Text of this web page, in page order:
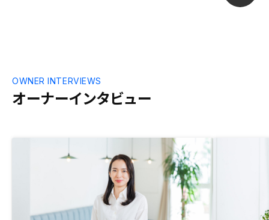
オーナーインタビュー
OWNER INTERVIEWS